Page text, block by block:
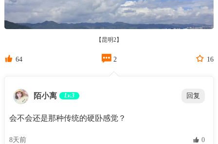
【昆明2】
 64  2  16
陌小离 Lv.3 回复
会不会还是那种传统的硬卧感觉？
8天前  0